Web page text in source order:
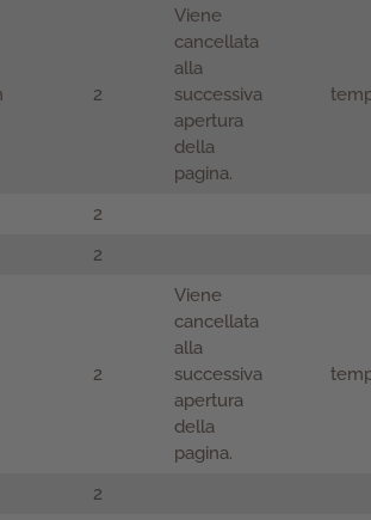
2
Viene
cancellata
alla
successiva
apertura
della
pagina.
2
2
2
Viene
cancellata
alla
successiva
apertura
della
pagina.
2